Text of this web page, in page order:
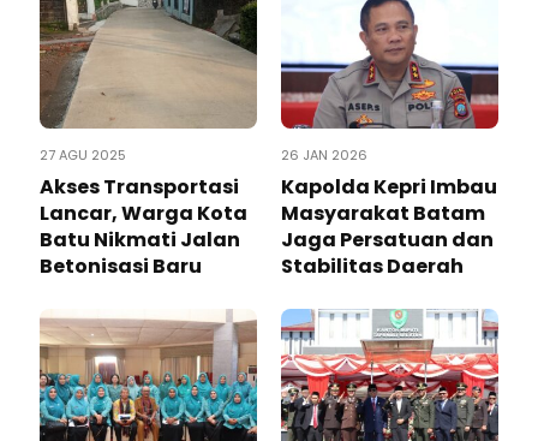
27 AGU 2025
Akses Transportasi
Lancar, Warga Kota
Batu Nikmati Jalan
Betonisasi Baru
26 JAN 2026
Kapolda Kepri Imbau
Masyarakat Batam
Jaga Persatuan dan
Stabilitas Daerah